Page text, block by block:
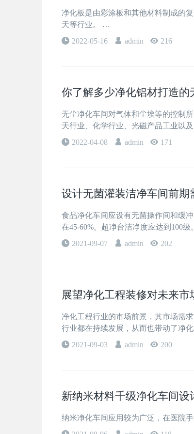
净化板是由彩涂板和其他材料制成的
天等行业。 …
2022-05-16
admin 216
你了解多少净化铝材打造的
无尘净化车间对气体和尘埃等的控制
天行业、化学行业、光磁产品工业以
2022-04-08
admin 171
设计无菌灌装洁净车间前期
食品净化车间应设有无菌操作间和缓
在45-60%。超净台洁净度应达到100
2021-09-07
admin 202
展望净化工程装修对未来市
净化工程行业的市场前景，其市场需
行业都在持续发展，从而也带动了净
2021-09-03
admin 200
新纳米材料千级净化车间设
纳米净化车间应用较为广泛，在医院